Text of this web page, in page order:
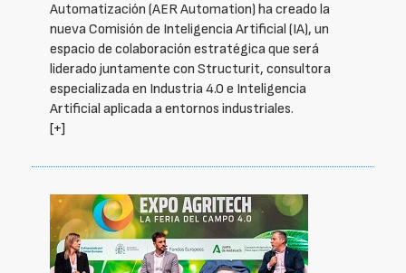
Automatización (AER Automation) ha creado la
nueva Comisión de Inteligencia Artificial (IA), un
espacio de colaboración estratégica que será
liderado juntamente con Structurit, consultora
especializada en Industria 4.0 e Inteligencia
Artificial aplicada a entornos industriales.
[+]